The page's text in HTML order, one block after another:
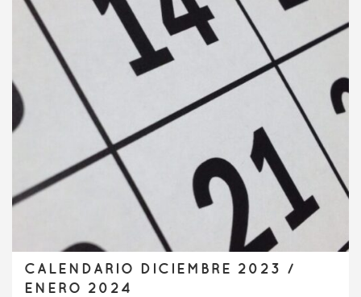
CALENDARIO DICIEMBRE 2023 /
ENERO 2024